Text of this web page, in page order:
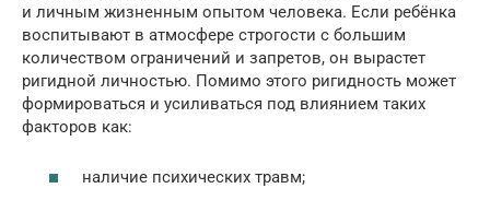
и личным жизненным опытом человека. Если ребёнка
воспитывают в атмосфере строгости с большим
количеством ограничений и запретов, он вырастет
ригидной личностью. Помимо этого ригидность может
формироваться и усиливаться под влиянием таких
факторов как:
наличие психических травм;